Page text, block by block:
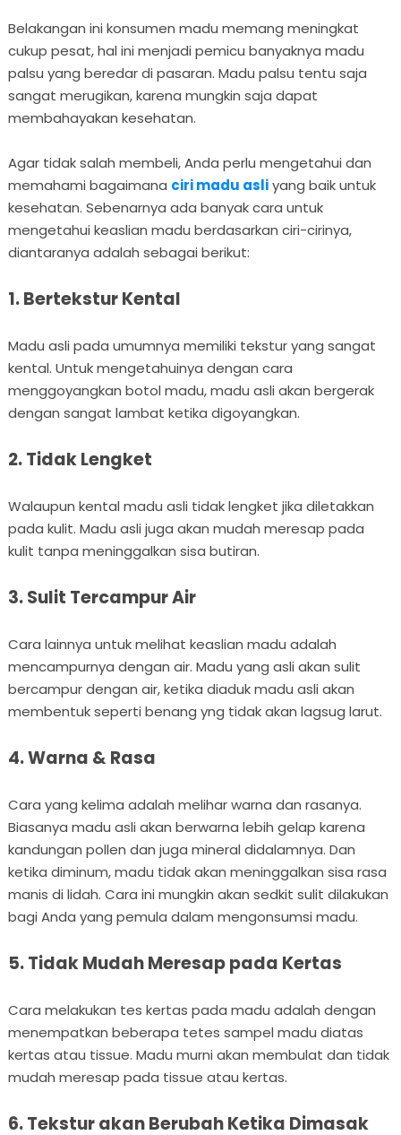
Belakangan ini konsumen madu memang meningkat
cukup pesat, hal ini menjadi pemicu banyaknya madu
palsu yang beredar di pasaran. Madu palsu tentu saja
sangat merugikan, karena mungkin saja dapat
membahayakan kesehatan.
Agar tidak salah membeli, Anda perlu mengetahui dan
memahami bagaimana ciri madu asliyang baik untuk
kesehatan. Sebenarnya ada banyak cara untuk
mengetahui keaslian madu berdasarkan ciri-cirinya,
diantaranya adalah sebagai berikut:
1. Bertekstur Kental
Madu asli pada umumnya memiliki tekstur yang sangat
kental. Untuk mengetahuinya dengan cara
menggoyangkan botol madu, madu asli akan bergerak
dengan sangat lambat ketika digoyangkan.
2. Tidak Lengket
Walaupun kental madu asli tidak lengket jika diletakkan
pada kulit. Madu asli juga akan mudah meresap pada
kulit tanpa meninggalkan sisa butiran.
3. Sulit Tercampur Air
Cara lainnya untuk melihat keaslian madu adalah
mencampurnya dengan air. Madu yang asli akan sulit
bercampur dengan air, ketika diaduk madu asli akan
membentuk seperti benang yng tidak akan lagsug larut.
4. Warna & Rasa
Cara yang kelima adalah melihar warna dan rasanya.
Biasanya madu asli akan berwarna lebih gelap karena
kandungan pollen dan juga mineral didalamnya. Dan
ketika diminum, madu tidak akan meninggalkan sisa rasa
manis di lidah. Cara ini mungkin akan sedkit sulit dilakukan
bagi Anda yang pemula dalam mengonsumsi madu.
5. Tidak Mudah Meresap pada Kertas
Cara melakukan tes kertas pada madu adalah dengan
menempatkan beberapa tetes sampel madu diatas
kertas atau tissue. Madu murni akan membulat dan tidak
mudah meresap pada tissue atau kertas.
6. Tekstur akan Berubah Ketika Dimasak